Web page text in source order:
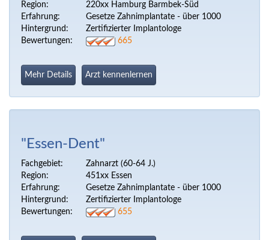
Region:
220xx Hamburg Barmbek-Süd
Erfahrung:
Gesetze Zahnimplantate - über 1000
Hintergrund:
Zertifizierter Implantologe
Bewertungen:
665
Mehr Details Arzt kennenlernen
"Essen-Dent"
Fachgebiet:
Zahnarzt (60-64 J.)
Region:
451xx Essen
Erfahrung:
Gesetze Zahnimplantate - über 1000
Hintergrund:
Zertifizierter Implantologe
Bewertungen:
655